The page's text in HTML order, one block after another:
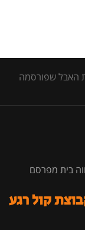
האבל שפורסמה
בית מפרסם
קול רגע